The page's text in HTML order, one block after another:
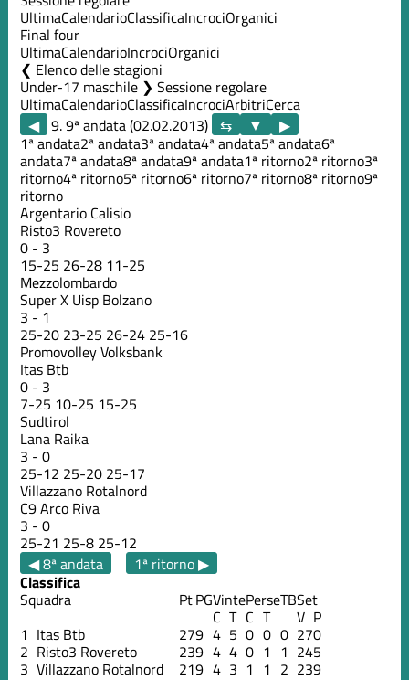
UltimaCalendarioClassificaIncrociOrganici
Final four
UltimaCalendarioIncrociOrganici
Elenco delle stagioni
Under-17 maschile ❯ Sessione regolare
UltimaCalendarioClassificaIncrociArbitriCerca
◀ 9. 9ª andata (02.02.2013)
▶
1ª andata2ª andata3ª andata4ª andata5ª andata6ª
andata7ª andata8ª andata9ª andata1ª ritorno2ª ritorno3ª
ritorno4ª ritorno5ª ritorno6ª ritorno7ª ritorno8ª ritorno9ª
ritorno
Argentario Calisio
Risto3 Rovereto
0 - 3
15-25 26-28 11-25
Mezzolombardo
Super X Uisp Bolzano
3 - 1
25-20 23-25 26-24 25-16
Promovolley Volksbank
Itas Btb
0 - 3
7-25 10-25 15-25
Sudtirol
Lana Raika
3 -0
25-12 25-20 25-17
Villazzano Rotalnord
C9 Arco Riva
3 -0
25-21 25-8 25-12
◀ 8ª andata
1ª ritorno ▶
Classifica
Squadra PtPGVintePerseTBSet
C T C T V P
1 Itas Btb 279 4 5 0 0 0 270
2 Risto3 Rovereto 239 4 4 0 1 1 245
3 Villazzano Rotalnord 219 4 3 1 1 2 239